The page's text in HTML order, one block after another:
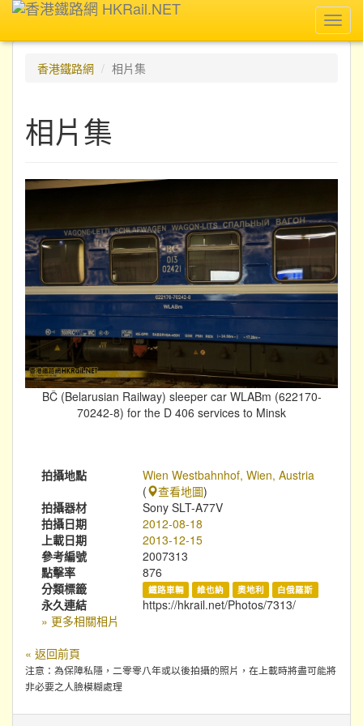
香港鐵路網
相片集
相片集
BČ (Belarusian Railway) sleeper car WLABm (622170-
70242-8) for the D 406 services to Minsk
拍攝地點
Wien Westbahnhof, Wien, Austria
(
查看地圖)
拍攝器材
Sony SLT-A77V
拍攝日期
2012-08-18
上載日期
2013-12-15
參考編號
2007313
點擊率
876
分類標籤
鐵路車輛 維也納 奧地利 白俄羅斯
永久連結
https://hkrail.net/Photos/7313/
» 更多相關相片
« 返回前頁
注意：為保障私隱，二零零八年或以後拍攝的照片，在上載時將盡可能將
非必要之人臉模糊處理